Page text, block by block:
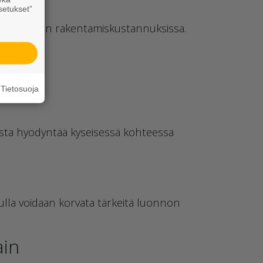
rakentamiskustannuksissa.
hyödyntää kyseisessä kohteessa
voidaan korvata tärkeitä luonnon
Tietosuoja